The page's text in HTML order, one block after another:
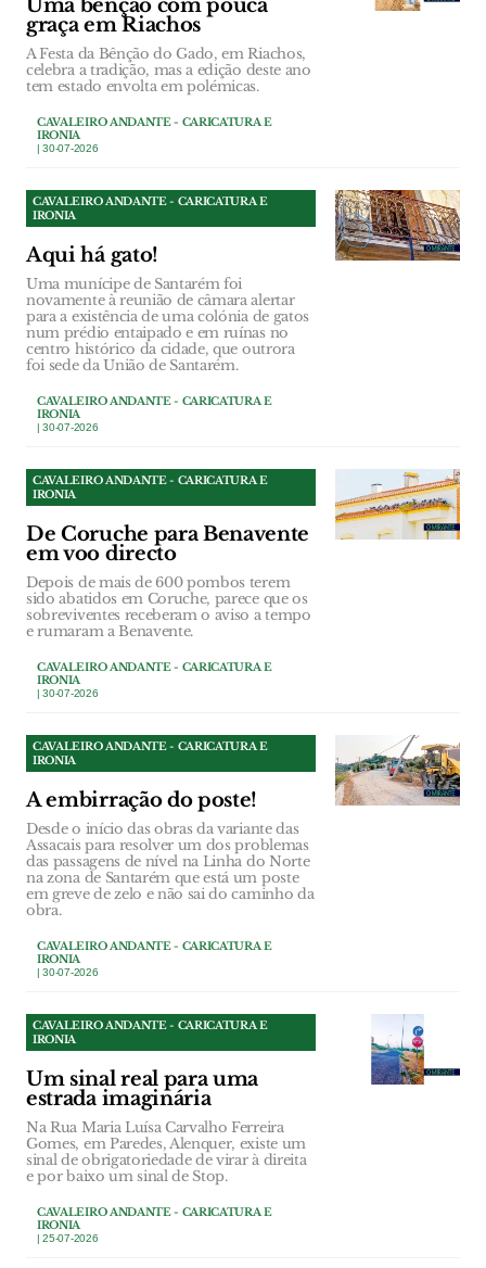
Uma bênção com pouca
graça em Riachos
A Festa da Bênção do Gado, em Riachos,
celebra a tradição, mas a edição deste ano
tem estado envolta em polémicas.
CAVALEIRO ANDANTE - CARICATURA E
IRONIA
| 30-07-2026
CAVALEIRO ANDANTE - CARICATURA E
IRONIA
Aqui há gato!
Uma munícipe de Santarém foi
novamente à reunião de câmara alertar
para a existência de uma colónia de gatos
num prédio entaipado e em ruínas no
centro histórico da cidade, que outrora
foi sede da União de Santarém.
CAVALEIRO ANDANTE - CARICATURA E
IRONIA
| 30-07-2026
CAVALEIRO ANDANTE - CARICATURA E
IRONIA
De Coruche para Benavente
em voo directo
Depois de mais de 600 pombos terem
sido abatidos em Coruche, parece que os
sobreviventes receberam o aviso a tempo
e rumaram a Benavente.
CAVALEIRO ANDANTE - CARICATURA E
IRONIA
| 30-07-2026
CAVALEIRO ANDANTE - CARICATURA E
IRONIA
A embirração do poste!
Desde o início das obras da variante das
Assacais para resolver um dos problemas
das passagens de nível na Linha do Norte
na zona de Santarém que está um poste
em greve de zelo e não sai do caminho da
obra.
CAVALEIRO ANDANTE - CARICATURA E
IRONIA
| 30-07-2026
CAVALEIRO ANDANTE - CARICATURA E
IRONIA
Um sinal real para uma
estrada imaginária
Na Rua Maria Luísa Carvalho Ferreira
Gomes, em Paredes, Alenquer, existe um
sinal de obrigatoriedade de virar à direita
e por baixo um sinal de Stop.
CAVALEIRO ANDANTE - CARICATURA E
IRONIA
| 25-07-2026